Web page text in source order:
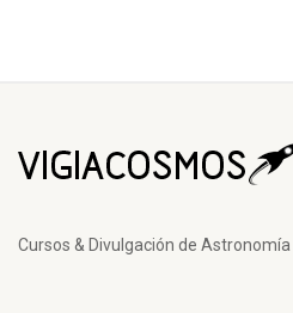
Cursos & Divulgación de Astronomía